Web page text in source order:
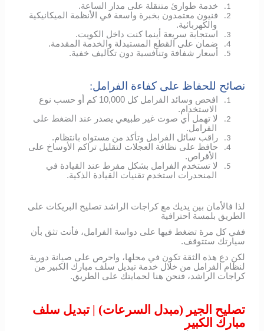
1. خدمة طوارئ متنقلة على مدار الساعة.
2.
فنيون معتمدون بخبرة واسعة في الأنظمة الميكانيكية
والكهربائية.
3. استجابة سريعة أينما كنت داخل الكويت.
4. ضمان على القطع المستبدلة والخدمة المقدمة.
5. أسعار شفافة وتنافسية دون تكاليف خفية.
نصائح للحفاظ على كفاءة الفرامل:
1.
افحص وسائد الفرامل كل 10,000 كم أو حسب نوع
الاستخدام.
2.
لا تهمل أي صوت غير طبيعي يصدر عند الضغط على
الفرامل.
3. راقب سائل الفرامل وتأكد من مستواه بانتظام.
4.
حافظ على نظافة العجلات لتقليل تراكم الأوساخ على
الأقراص.
5.
لا تستخدم الفرامل بشكل مفرط عند القيادة في
المنحدرات استخدم تقنيات القيادة الذكية.
لذا فالأمان بين يديك مع كراجات الراشد تصليح البريكات على
الطريق بلمسة احترافية
ففي كل مرة تضغط فيها على دواسة الفرامل، فأنت تثق بأن
سيارتك ستتوقف.
لكن دع هذه الثقة تكون في محلها، واحرص على صيانة دورية
لنظام الفرامل من خلال خدمة تبديل سلف مبارك الكبير من
كراجات الراشد، فنحن هنا لحمايتك على الطريق.
تصليح الجير (مبدل السرعات) | تبديل سلف
مبارك الكبير